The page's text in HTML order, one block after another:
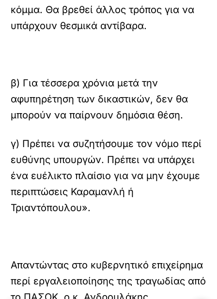
κόμμα. Θα βρεθεί άλλος τρόπος για να
υπάρχουν θεσμικά αντίβαρα.
β) Για τέσσερα χρόνια μετά την
αφυπηρέτηση των δικαστικών, δεν θα
μπορούν να παίρνουν δημόσια θέση.
γ) Πρέπει να συζητήσουμε τον νόμο περί
ευθύνης υπουργών. Πρέπει να υπάρχει
ένα ευέλικτο πλαίσιο για να μην έχουμε
περιπτώσεις Καραμανλή ή
Τριαντόπουλου».
Απαντώντας στο κυβερνητικό επιχείρημα
περί εργαλειοποίησης της τραγωδίας από